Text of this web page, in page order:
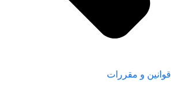
قوانین و مقررات